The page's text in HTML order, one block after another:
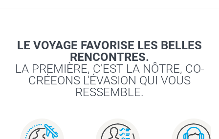
LE VOYAGE FAVORISE LES BELLES
RENCONTRES.
LA PREMIÈRE, C'EST LA NÔTRE, CO-
CRÉEONS L'ÉVASION QUI VOUS
RESSEMBLE.